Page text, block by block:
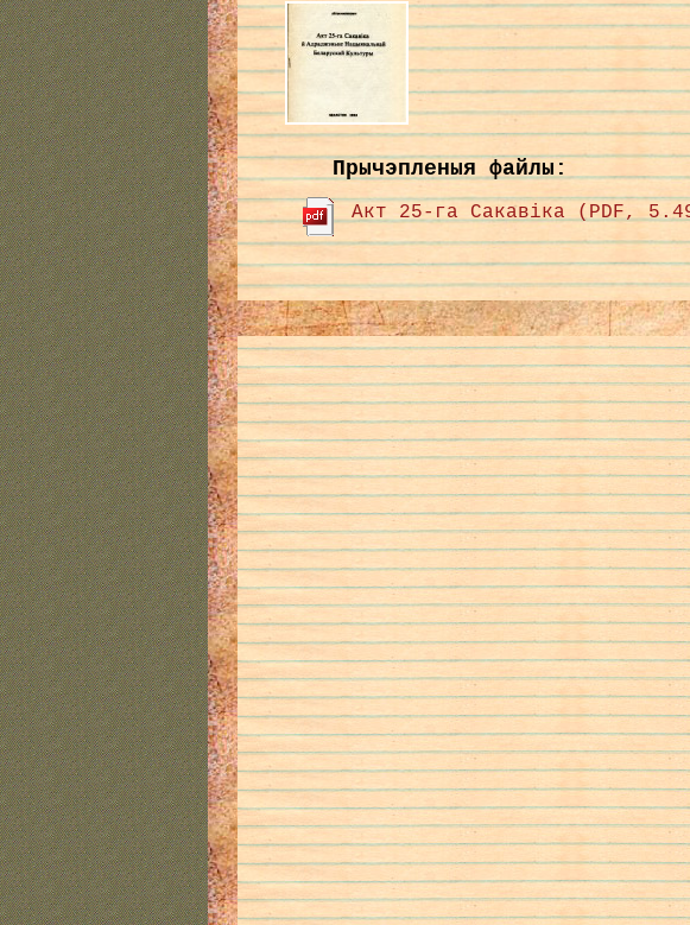
Прычэпленыя файлы:
Акт 25-га Сакавіка (PDF,